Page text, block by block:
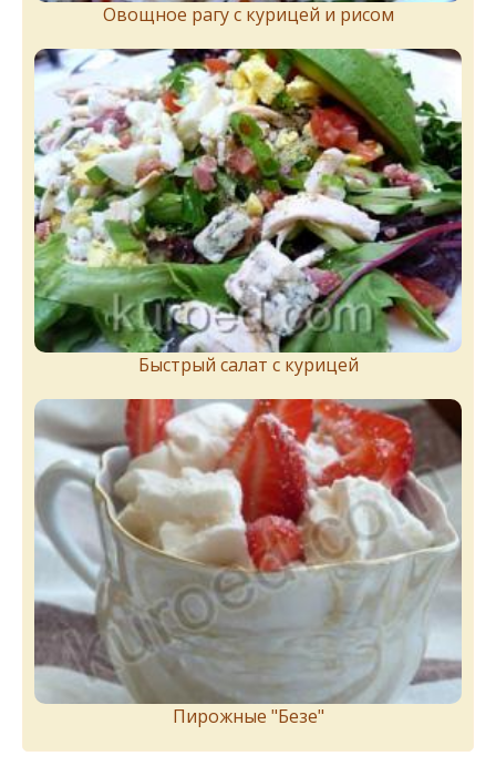
Овощное рагу с курицей и рисом
Быстрый салат с курицей
Пирожныe "Бeзe"